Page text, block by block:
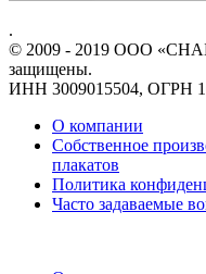
.
© 2009 - 2019 ООО
защищены.
ИНН 3009015504, ОГРН
О компании
Собственное
плакатов
Политика
Часто задаваемые